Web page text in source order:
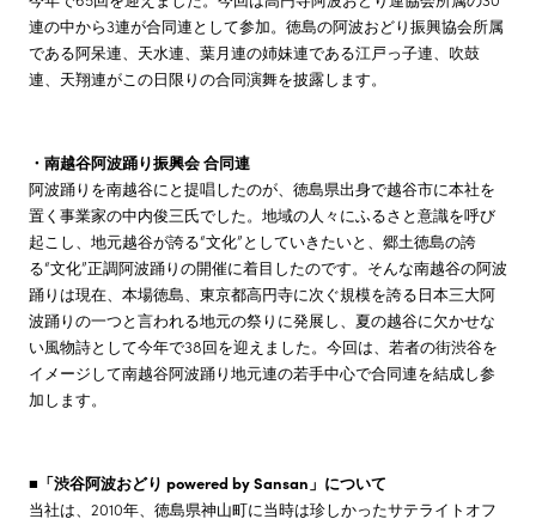
連の中から3連が合同連として参加。徳島の阿波おどり振興協会所属
である阿呆連、天水連、葉月連の姉妹連である江戸っ子連、吹鼓
連、天翔連がこの日限りの合同演舞を披露します。
・南越谷阿波踊り振興会 合同連
阿波踊りを南越谷にと提唱したのが、徳島県出身で越谷市に本社を
置く事業家の中内俊三氏でした。地域の人々にふるさと意識を呼び
起こし、地元越谷が誇る“文化”としていきたいと、郷土徳島の誇
る“文化”正調阿波踊りの開催に着目したのです。そんな南越谷の阿波
踊りは現在、本場徳島、東京都高円寺に次ぐ規模を誇る日本三大阿
波踊りの一つと言われる地元の祭りに発展し、夏の越谷に欠かせな
い風物詩として今年で38回を迎えました。今回は、若者の街渋谷を
イメージして南越谷阿波踊り地元連の若手中心で合同連を結成し参
加します。
■「渋谷阿波おどり powered by Sansan」について
当社は、2010年、徳島県神山町に当時は珍しかったサテライトオフ